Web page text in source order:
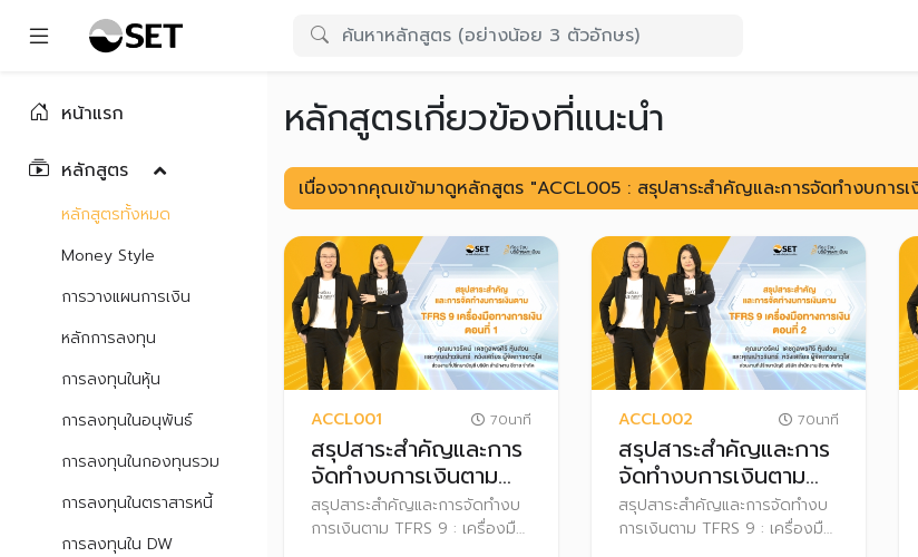
หน้าแรก
หลักสูตร
หลักสูตรทั้งหมด
Money Style
การวางแผนการเงิน
หลักการลงทุน
การลงทุนในหุ้น
การลงทุนในอนุพันธ์
การลงทุนในกองทุนรวม
การลงทุนในตราสารหนี้
การลงทุนใน DW
หลักสูตรเกี่ยวข้องที่แนะนำ
เนื่องจากคุณเข้ามาดูหลักสูตร "ACCL005 : สรุปสาระสำคัญและการจัดทำงบการ
ACCL001 70นาที
สรุปสาระสำคัญและการ
จัดทำงบการเงินตาม
TFRS 9 : เครื่องมือ
ทางการเงิน (ตอนที่1 )
สรุปสาระสำคัญและการจัดทำงบ
การเงินตาม TFRS 9 : เครื่องมือ
ACCL002 70นาที
สรุปสาระสำคัญและการ
จัดทำงบการเงินตาม
TFRS 9 : เครื่องมือ
ทางการเงิน (ตอนที่2 )
สรุปสาระสำคัญและการจัดทำงบ
การเงินตาม TFRS 9 : เครื่องมือ